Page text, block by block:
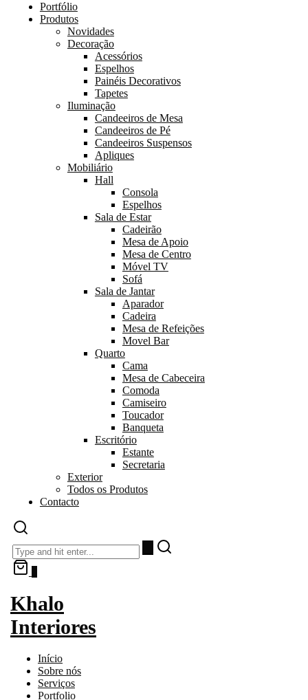
Portfólio
Produtos
Novidades
Decoração
Acessórios
Espelhos
Painéis Decorativos
Tapetes
Iluminação
Candeeiros de Mesa
Candeeiros de Pé
Candeeiros Suspensos
Apliques
Mobiliário
Hall
Consola
Espelhos
Sala de Estar
Cadeirão
Mesa de Apoio
Mesa de Centro
Móvel TV
Sofá
Sala de Jantar
Aparador
Cadeira
Mesa de Refeições
Movel Bar
Quarto
Cama
Mesa de Cabeceira
Comoda
Camiseiro
Toucador
Banqueta
Escritório
Estante
Secretaria
Exterior
Todos os Produtos
Contacto
Khalo
Interiores
Início
Sobre nós
Serviços
Portfolio